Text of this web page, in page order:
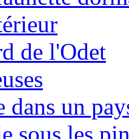
de l'Odet
dans un